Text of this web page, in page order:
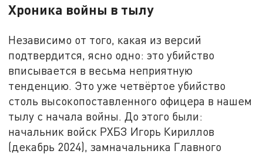
Хроника войны в тылу
Независимо от того, какая из версий
подтвердится, ясно одно: это убийство
вписывается в весьма неприятную
тенденцию. Это уже четвёртое убийство
столь высокопоставленного офицера в нашем
тылу с начала войны. До этого были:
начальник войск РХБЗ Игорь Кириллов
(декабрь 2024), замначальника Главного